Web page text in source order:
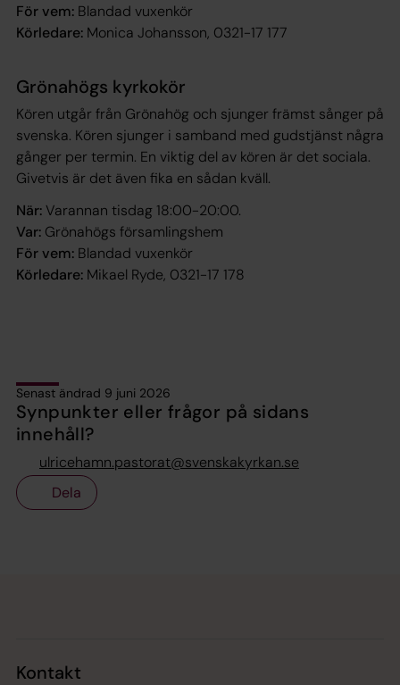
För vem: Blandad vuxenkör
Körledare: Monica Johansson, 0321-17 177
Grönahögs kyrkokör
Kören utgår från Grönahög och sjunger främst sånger på
svenska. Kören sjunger i samband med gudstjänst några
gånger per termin. En viktig del av kören är det sociala.
Givetvis är det även fika en sådan kväll.
När: Varannan tisdag 18:00-20:00.
Var: Grönahögs församlingshem
För vem: Blandad vuxenkör
Körledare: Mikael Ryde, 0321-17 178
Senast ändrad 9 juni 2026
Synpunkter eller frågor på sidans
innehåll?
ulricehamn.pastorat@svenskakyrkan.se
Dela
Kontakt